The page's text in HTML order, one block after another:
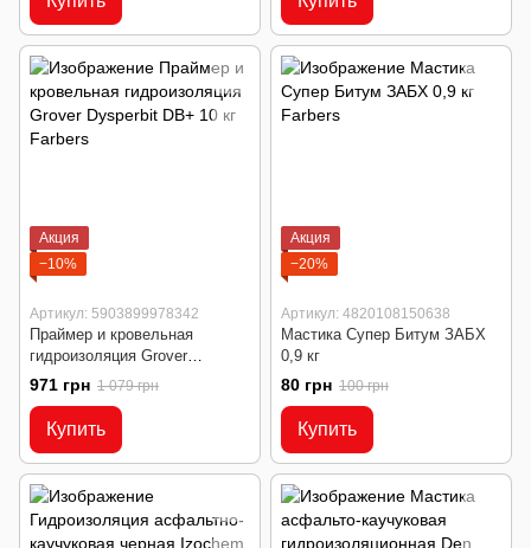
Акция
−10%
Артикул: 5903899978342
Праймер и кровельная
гидроизоляция Grover
Dysperbit DB+ ​​10 кг
971 грн 1 079 грн
Купить
Акция
−20%
Артикул: 4820108150638
Мастика Супер Битум ЗАБХ
0,9 кг
80 грн 100 грн
Купить